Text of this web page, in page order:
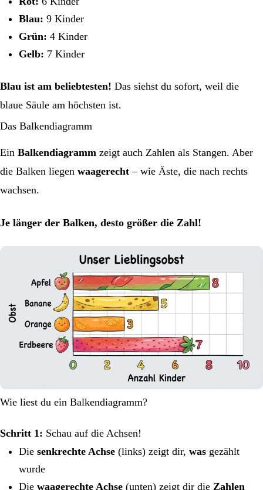
Blau: 9 Kinder
Grün: 4 Kinder
Gelb: 7 Kinder
Blau ist am beliebtesten! Das siehst du sofort, weil die
blaue Säule am höchsten ist.
Das Balkendiagramm
Ein Balkendiagramm zeigt auch Zahlen als Stangen. Aber
die Balken liegen waagerecht – wie Äste, die nach rechts
wachsen.
Je länger der Balken, desto größer die Zahl!
Wie liest du ein Balkendiagramm?
Schritt 1: Schau auf die Achsen!
Die senkrechte Achse (links) zeigt dir, was gezählt
wurde
Die waagerechte Achse (unten) zeigt dir die Zahlen